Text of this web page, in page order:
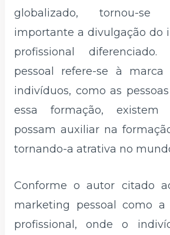
globalizado, tornou-
importante a divulgação do
profissional
pessoal refere-se à
indivíduos, como as
essa formação, existem
possam auxiliar na
tornando-a atrativa no
Conforme o autor citado
marketing pessoal como a
profissional, onde o